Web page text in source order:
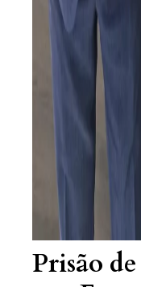
Prisão